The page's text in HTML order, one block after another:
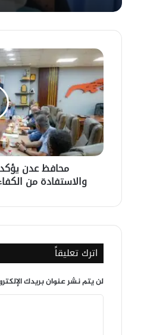
محافظ
عدن
يؤكد
أهمية
توحيد
الجهود
والاستفادة
من
الكفاءات
والخدمات
محافظ عدن
والاستفادة من
اترك تعليقاً
لن يتم نشر عنوان بريدك